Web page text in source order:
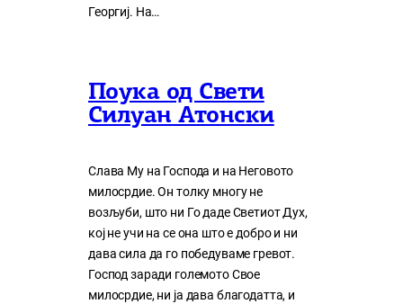
Георгиј. На…
Поука од Свети
Силуан Атонски
Слава Му на Господа и на Неговото
милосрдие. Он толку многу нe
возљуби, што ни Го даде Светиот Дух,
кој нe учи на сe она што е добро и ни
дава сила да го победуваме гревот.
Господ заради големото Свое
милосрдие, ни ја дава благодатта, и